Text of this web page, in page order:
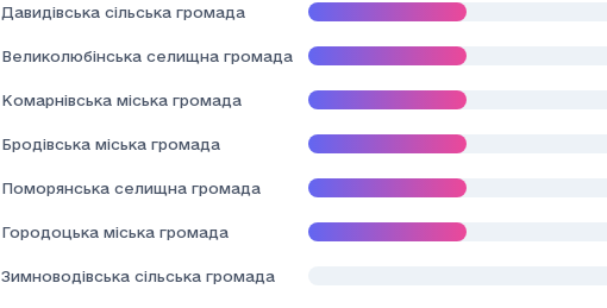
Давидівська сільська громада
Великолюбінська селищна громада
Комарнівська міська громада
Бродівська міська громада
Поморянська селищна громада
Городоцька міська громада
Зимноводівська сільська громада